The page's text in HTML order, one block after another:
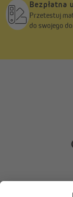
Bezpłatna
Przetestuj
do swojego